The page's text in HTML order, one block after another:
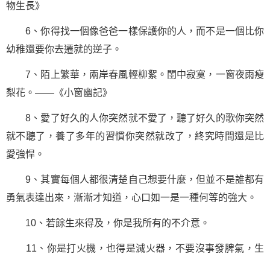
物生長》
6、你得找一個像爸爸一樣保護你的人，而不是一個比你
幼稚還要你去遷就的逆子。
7、陌上繁華，兩岸春風輕柳絮。閨中寂寞，一窗夜雨瘦
梨花。——《小窗幽記》
8、愛了好久的人你突然就不愛了，聽了好久的歌你突然
就不聽了，養了多年的習慣你突然就改了，終究時間還是比
愛強悍。
9、其實每個人都很清楚自己想要什麼，但並不是誰都有
勇氣表達出來，漸漸才知道，心口如一是一種何等的強大。
10、若餘生來得及，你是我所有的不介意。
11、你是打火機，也得是滅火器，不要沒事發脾氣，生